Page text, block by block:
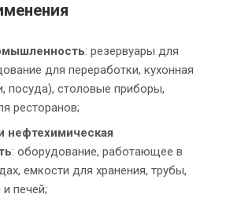
: резервуары для
для переработки, кухонная
посуда), столовые приборы,
ресторанов;
нефтехимическая
: оборудование, работающее в
емкости для хранения, трубы,
печей;